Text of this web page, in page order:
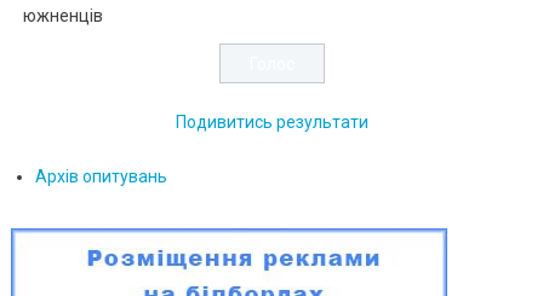
южненців
Подивитись результати
Архів опитувань